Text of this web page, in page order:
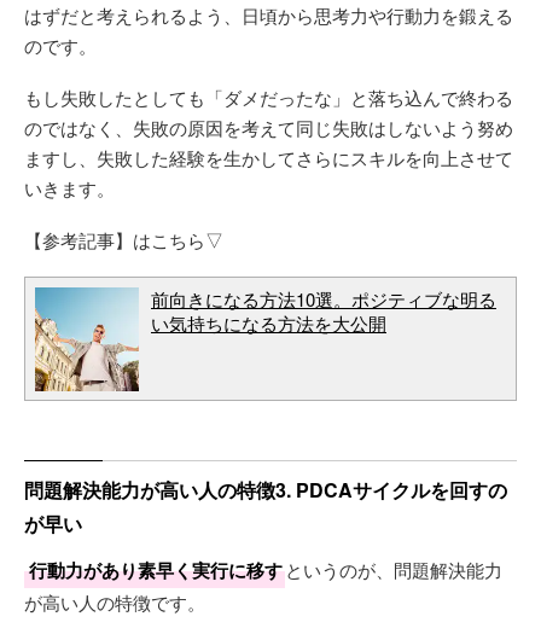
はずだと考えられるよう、日頃から思考力や行動力を鍛える
のです。
もし失敗したとしても「ダメだったな」と落ち込んで終わる
のではなく、失敗の原因を考えて同じ失敗はしないよう努め
ますし、失敗した経験を生かしてさらにスキルを向上させて
いきます。
【参考記事】はこちら▽
前向きになる方法10選。ポジティブな明る
い気持ちになる方法を大公開
問題解決能力が高い人の特徴3. PDCAサイクルを回すの
が早い
行動力があり素早く実行に移すというのが、問題解決能力
が高い人の特徴です。